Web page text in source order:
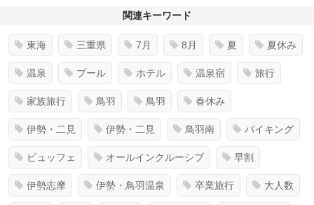
関連キーワード
東海 三重県 7月 8月 夏 夏休み
温泉 プール ホテル 温泉宿 旅行
家族旅行 鳥羽 鳥羽 春休み
伊勢・二見 伊勢・二見 鳥羽南 バイキング
ビュッフェ オールインクルーシブ 早割
伊勢志摩 伊勢・鳥羽温泉 卒業旅行 大人数